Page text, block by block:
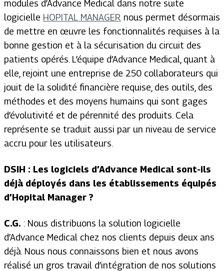
modules d’Advance Medical dans notre suite
logicielle HOPITAL MANAGER nous permet désormais
de mettre en œuvre les fonctionnalités requises à la
bonne gestion et à la sécurisation du circuit des
patients opérés. L’équipe d’Advance Medical, quant à
elle, rejoint une entreprise de 250 collaborateurs qui
jouit de la solidité financière requise, des outils, des
méthodes et des moyens humains qui sont gages
d’évolutivité et de pérennité des produits. Cela
représente se traduit aussi par un niveau de service
accru pour les utilisateurs.
DSIH : Les logiciels d’Advance Medical sont-ils
déjà déployés dans les établissements équipés
d’Hopital Manager ?
C.G. : Nous distribuons la solution logicielle
d’Advance Medical chez nos clients depuis deux ans
déjà. Nous nous connaissons bien et nous avons
réalisé un gros travail d’intégration de nos solutions